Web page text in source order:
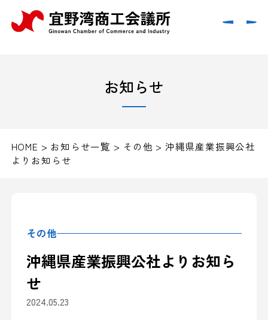
お知らせ
HOME > お知らせ一覧 > その他 > 沖縄県産業振興公社
よりお知らせ
その他
沖縄県産業振興公社よりお知ら
せ
2024.05.23